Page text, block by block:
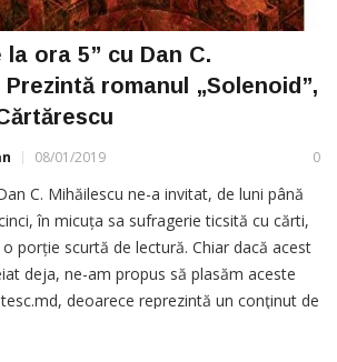
la ora 5” cu Dan C.
Prezintă romanul „Solenoid”,
08/01/2019 0
C. Mihăilescu ne-a invitat, de luni până
în micuța sa sufragerie ticsită cu cărti,
porție scurtă de lectură. Chiar dacă acest
deja, ne-am propus să plasăm aceste
deoarece reprezintă un conţinut de